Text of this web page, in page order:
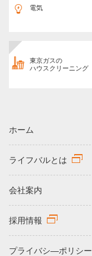
電気
東京ガスの
ハウスクリーニング
ホーム
ライフバルとは
会社案内
採用情報
プライバシ―ポリシー